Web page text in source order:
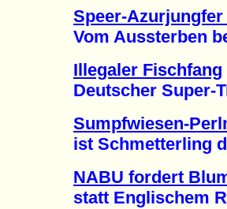
Speer-
Vom Aussterben
Illegaler Fischfang
Deutscher Super-
Sumpfwiesen-
ist Schmetterling
NABU fordert
statt Englischem